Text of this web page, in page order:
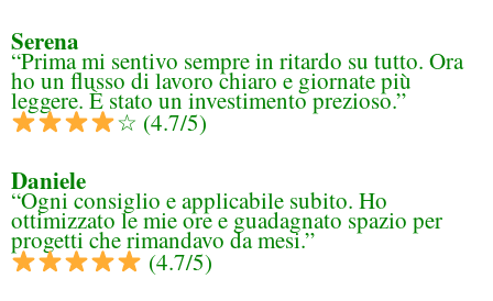
Serena
“Prima mi sentivo sempre in ritardo su tutto. Ora
ho un flusso di lavoro chiaro e giornate più
leggere. È stato un investimento prezioso.”
☆ (4.7/5)
Daniele
“Ogni consiglio e applicabile subito. Ho
ottimizzato le mie ore e guadagnato spazio per
progetti che rimandavo da mesi.”
(4.7/5)